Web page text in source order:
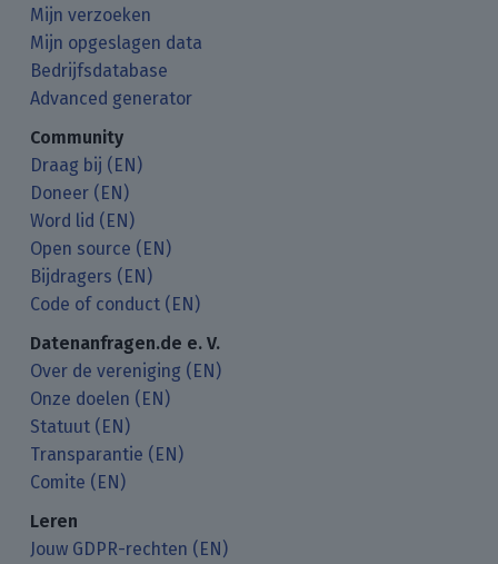
Mijn verzoeken
Mijn opgeslagen data
Bedrijfsdatabase
Advanced generator
Community
Draag bij (EN)
Doneer (EN)
Word lid (EN)
Open source (EN)
Bijdragers (EN)
Code of conduct (EN)
Datenanfragen.de e. V.
Over de vereniging (EN)
Onze doelen (EN)
Statuut (EN)
Transparantie (EN)
Comite (EN)
Leren
Jouw GDPR-rechten (EN)